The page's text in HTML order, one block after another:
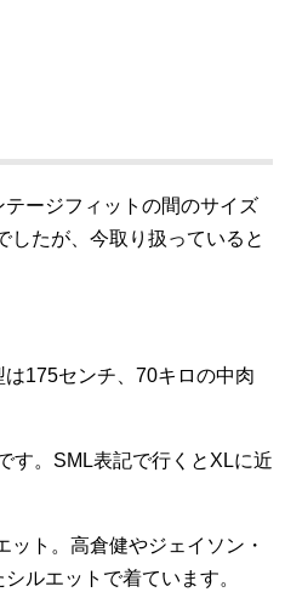
ージフィットの間のサイズ
したが、今取り扱っていると
175センチ、70キロの中肉
す。SML表記で行くとXLに近
ット。高倉健やジェイソン・
ルエットで着ています。